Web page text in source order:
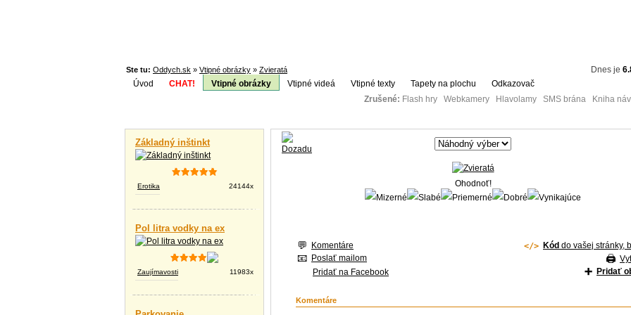
Ste tu: Oddych.sk » Vtipné obrázky » Zvieratá Dnes je
Úvod
CHAT! Vtipné obrázky Vtipné videá Vtipné texty Tapety na plochu
Odkazovač
Zrušené: Flash hry Webkamery Hlavolamy SMS brána Kniha
Základný inštinkt
Erotika 24144x
Pol litra vodky na ex
Zaujímavosti 11983x
Ohodnoť!
Komentáre
Poslať mailom
Pridať na Facebook
Kód do vašej stránky,
Pridať
Komentáre